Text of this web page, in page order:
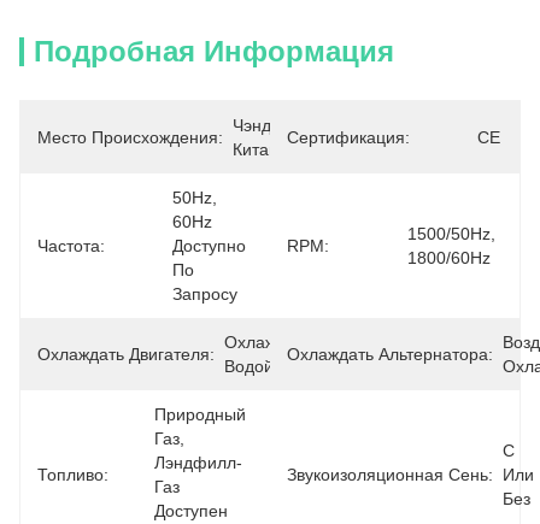
Подробная Информация
Место Происхождения:
Чэнду,
Китай
Сертификация: CE
Частота:
50Hz,
60Hz
Доступно
По
Запросу
RPM:
1500/50Hz,
1800/60Hz
Охлаждать Двигателя:
Охлажденная
Водой
Охлаждать Альтернатора:
Топливо:
Природный
Газ,
Лэндфилл-
Газ
Доступен
Звукоизоляционная Сень:
С
Или
Без